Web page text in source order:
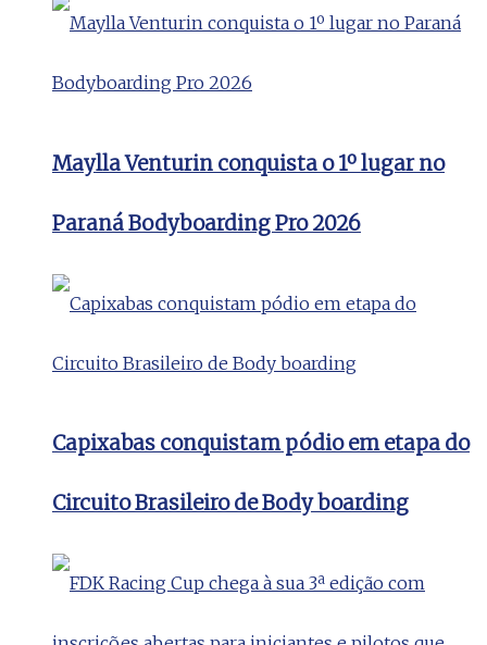
Maylla Venturin conquista o 1º lugar no
Paraná Bodyboarding Pro 2026
Capixabas conquistam pódio em etapa do
Circuito Brasileiro de Body boarding